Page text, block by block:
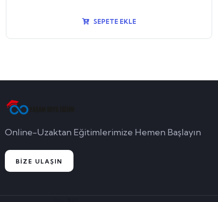
SEPETE EKLE
Online-Uzaktan Eğitimlerimize Hemen Başlayın
BİZE ULAŞIN